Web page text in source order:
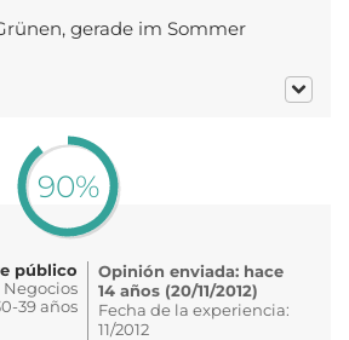
gerade im Sommer
90%
público
Negocios
39 años
Opinión enviada: hace
14 años (20/11/2012)
Fecha de la experiencia:
11/2012